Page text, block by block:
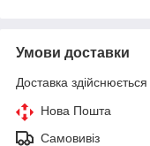
Умови доставки
Доставка
Нова Пошта
Самовивіз